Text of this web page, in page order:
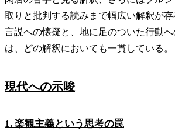
取りと批判する読みまで幅広い解釈が
言説への懐疑と、地に足のついた行動
は、どの解釈においても一貫している。
現代への示唆
1. 楽観主義という思考の罠